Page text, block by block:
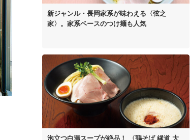
新ジャンル・長岡家系が味わえる〈弦之
家〉。 家系ベースのつけ麺も人気
泡立つ白湯スープが絶品！
〈鶏そば 縁道 大